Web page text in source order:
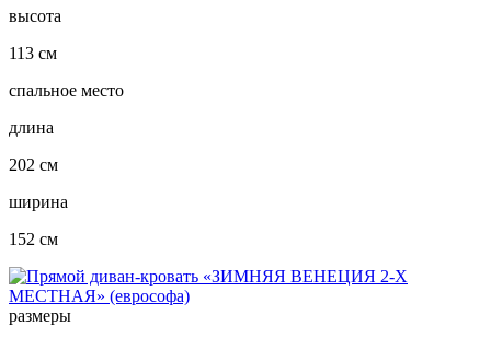
высота
113 см
спальное место
длина
202 см
ширина
152 см
размеры